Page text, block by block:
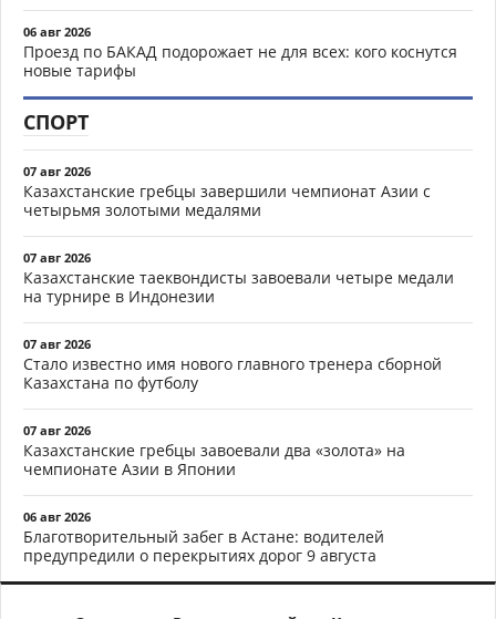
06 авг 2026
Проезд по БАКАД подорожает не для всех: кого коснутся
новые тарифы
СПОРТ
07 авг 2026
Казахстанские гребцы завершили чемпионат Азии с
четырьмя золотыми медалями
07 авг 2026
Казахстанские таеквондисты завоевали четыре медали
на турнире в Индонезии
07 авг 2026
Стало известно имя нового главного тренера сборной
Казахстана по футболу
07 авг 2026
Казахстанские гребцы завоевали два «золота» на
чемпионате Азии в Японии
06 авг 2026
Благотворительный забег в Астане: водителей
предупредили о перекрытиях дорог 9 августа